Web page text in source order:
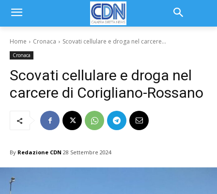
Home Cronaca Scovati cellulare e droga nel carcere...
Cronaca
Scovati cellulare e droga nel
carcere di Corigliano-Rossano
By Redazione CDN 28 Settembre 2024